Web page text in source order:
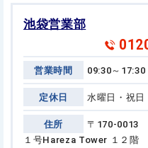
池袋営業部
営業時間 09:30～17:30
定休日 水曜日・祝日
住所
〒170-0013
１号Hareza Tower １２階